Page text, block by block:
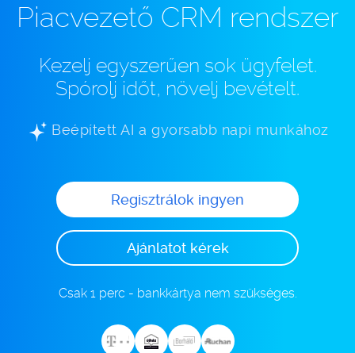
Piacvezető CRM rendszer
Kezelj egyszerűen sok ügyfelet.
Spórolj időt, növelj bevételt.
Beépített AI a gyorsabb napi munkához
Regisztrálok ingyen
Ajánlatot kérek
Csak 1 perc - bankkártya nem szükséges.